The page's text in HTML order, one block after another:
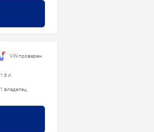
1.6 л.
1 владелец
VIN проверен